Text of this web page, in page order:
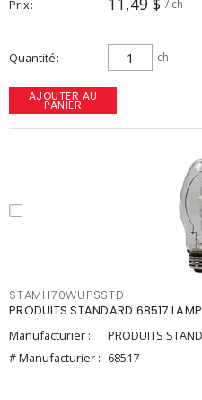
Prix / ch
Quantité ch
AJOUTER AU
PANIER
STAMH70WUPSSTD
PRODUITS STANDARD 68517
Manufacturier :
PRODUITS
# Manufacturier : 68517